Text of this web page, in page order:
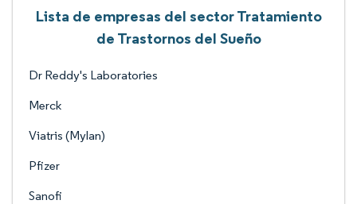
Lista de empresas del sector Tratamiento
de Trastornos del Sueño
Dr Reddy's Laboratories
Merck
Viatris (Mylan)
Pfizer
Sanofi